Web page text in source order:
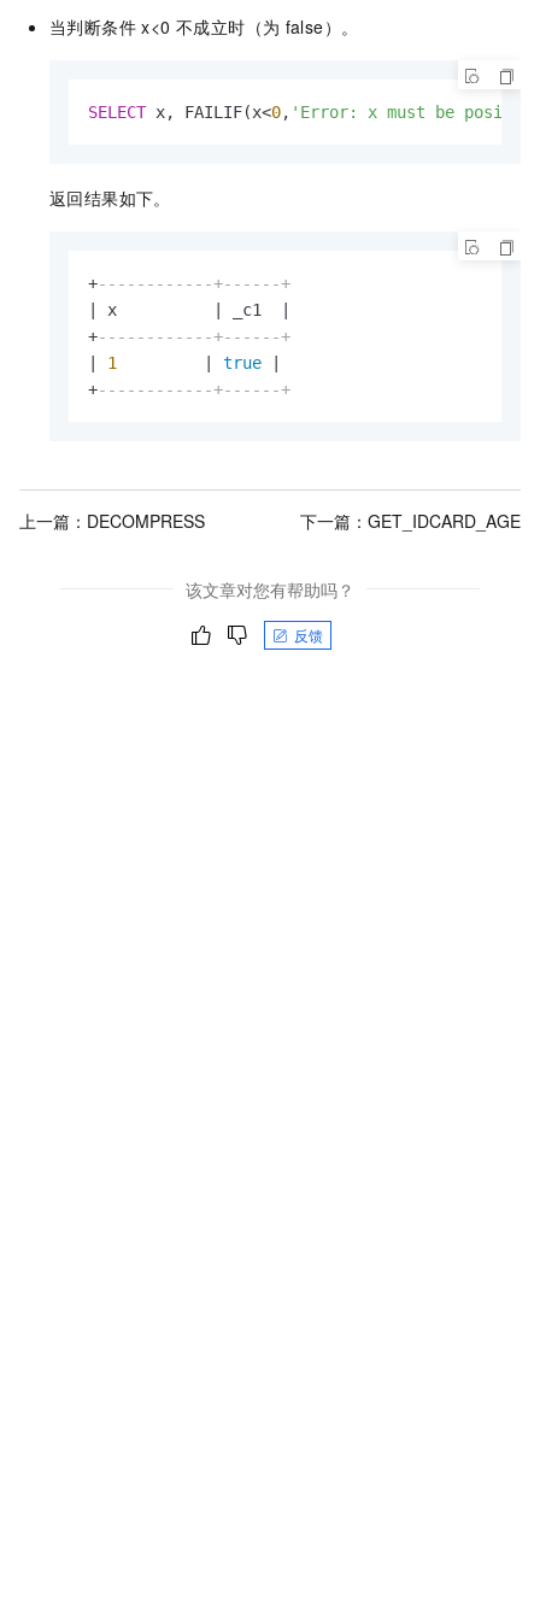
当判断条件 x<0 不成立时（为 false）。
SELECT x, FAILIF(x<0, 'Error: x must be
返回结果如下。
+------------+------+
|
x | _c1
|
+------------+------+
|
1 | true
|
+------------+------+
上一篇： DECOMPRESS 下一篇： GET_IDCARD_AGE
该文章对您有帮助吗？
反馈